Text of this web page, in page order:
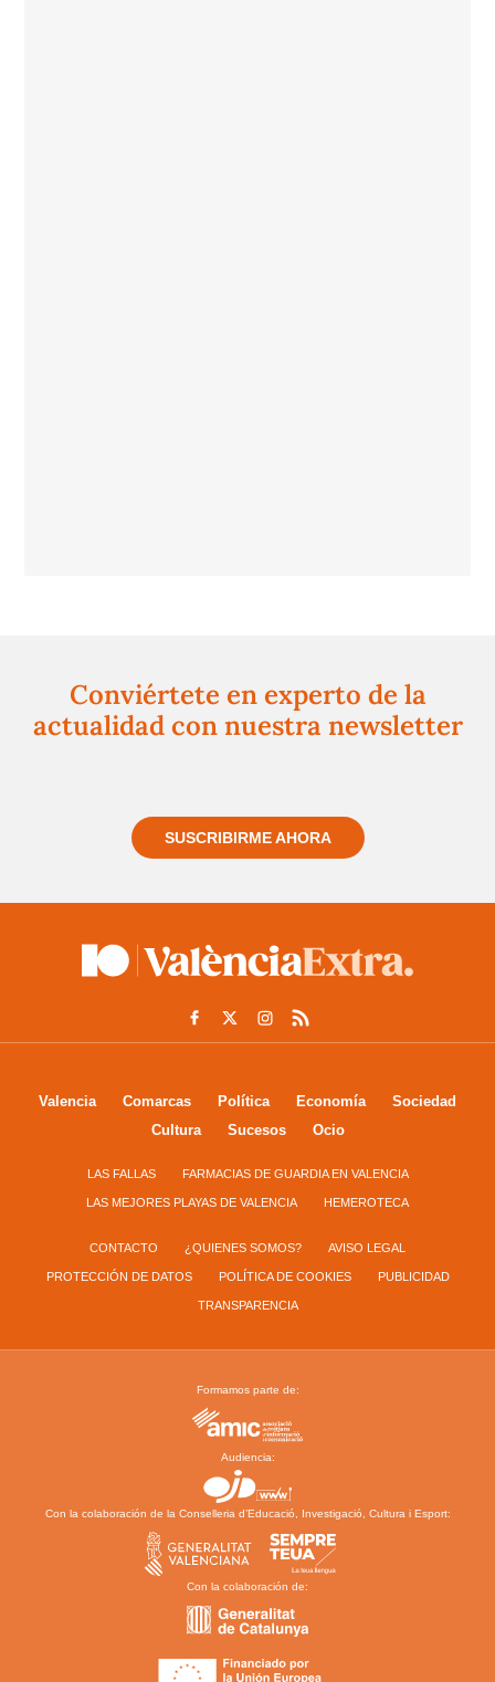
Conviértete en experto de la
actualidad con nuestra newsletter
SUSCRIBIRME AHORA
Valencia Comarcas Política Economía
Sociedad
Cultura
Sucesos Ocio
LAS FALLAS FARMACIAS DE GUARDIA EN VALENCIA
LAS MEJORES PLAYAS DE VALENCIA HEMEROTECA
CONTACTO ¿QUIENES SOMOS? AVISO LEGAL
PROTECCIÓN DE DATOS POLÍTICA DE COOKIES PUBLICIDAD
TRANSPARENCIA
Formamos parte de:
Audiencia:
Con la colaboración de la Conselleria d’Educació, Investigació, Cultura i Esport:
Con la colaboración de: